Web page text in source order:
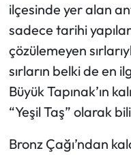
ilçesinde yer alan
sadece tarihi
çözülemeyen
sırların belki de en
Büyük Tapınak’ın
“Yeşil Taş” olarak
Bronz Çağı’ndan
Spor
Sungurlu
Turizm
Uğurludağ